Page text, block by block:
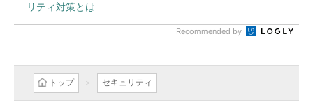
リティ対策とは
Recommended by
トップ セキュリティ